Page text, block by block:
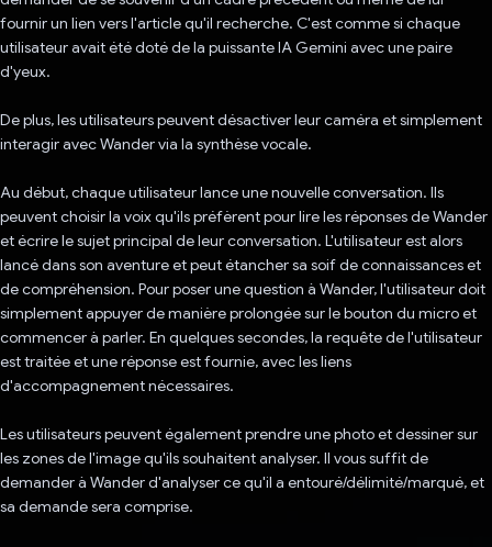
fournir un lien vers l'article qu'il recherche. C'est comme si chaque
utilisateur avait été doté de la puissante IA Gemini avec une paire
d'yeux.
De plus, les utilisateurs peuvent désactiver leur caméra et simplement
interagir avec Wander via la synthèse vocale.
Au début, chaque utilisateur lance une nouvelle conversation. Ils
peuvent choisir la voix qu'ils préfèrent pour lire les réponses de Wander
et écrire le sujet principal de leur conversation. L'utilisateur est alors
lancé dans son aventure et peut étancher sa soif de connaissances et
de compréhension. Pour poser une question à Wander, l'utilisateur doit
simplement appuyer de manière prolongée sur le bouton du micro et
commencer à parler. En quelques secondes, la requête de l'utilisateur
est traitée et une réponse est fournie, avec les liens
d'accompagnement nécessaires.
Les utilisateurs peuvent également prendre une photo et dessiner sur
les zones de l'image qu'ils souhaitent analyser. Il vous suffit de
demander à Wander d'analyser ce qu'il a entouré/délimité/marqué, et
sa demande sera comprise.